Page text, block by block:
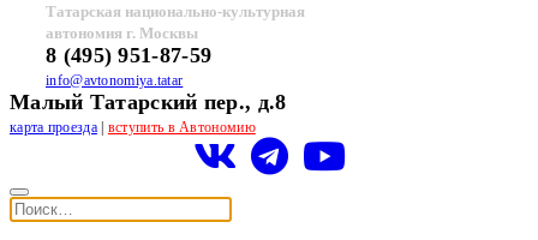
Татарская национально-культурная
автономия г. Москвы
8 (495) 951-87-59
info@avtonomiya.tatar
Малый Татарский пер., д.8
карта проезда| вступить в Автономию